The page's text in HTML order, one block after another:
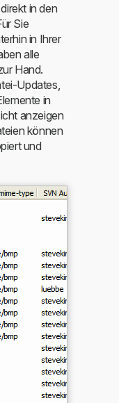
in den
Sie
in Ihrer
alle
Hand.
Updates,
in
anzeigen
können
und